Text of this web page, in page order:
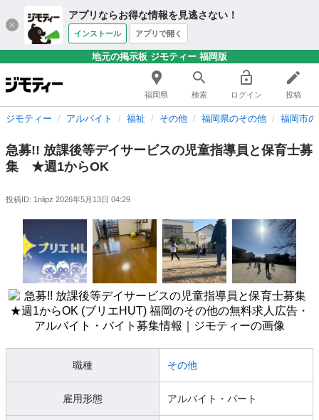
アプリならお得な情報を見逃さない！
インストール アプリで開く
地元の掲示板 ジモティー 福岡版
福岡県 検索 ログイン 投稿
ジモティー アルバイト 福祉 その他 福岡県のその他 福岡市
急募!! 放課後等デイサービスの児童指導員と保育士募
集 ★週1からOK
投稿ID: 1nlipz 2026年5月13日 04:29
職種 その他
雇用形態 アルバイト・パート